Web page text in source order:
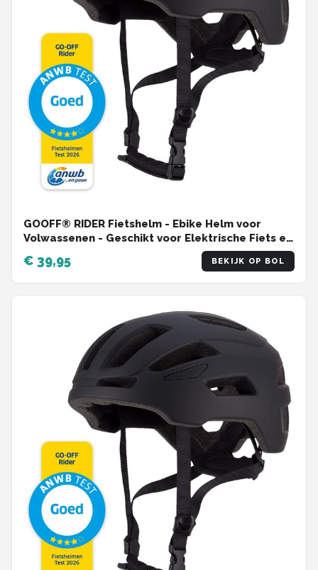
GOOFF® RIDER Fietshelm - Ebike Helm voor
Volwassenen - Geschikt voor Elektrische Fiets en
Racefiets - Dames en Heren - Zwart - L
€ 39,95 BEKIJK OP BOL